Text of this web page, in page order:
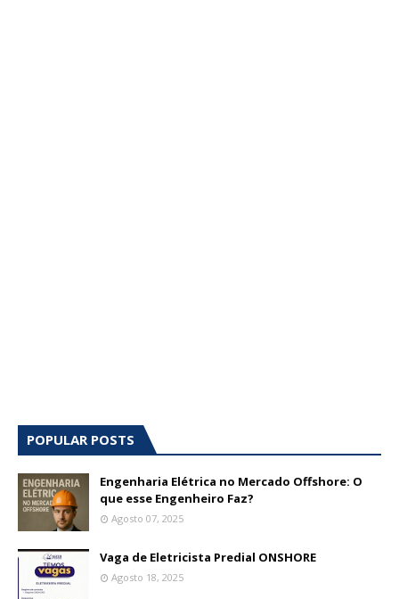
POPULAR POSTS
Engenharia Elétrica no Mercado Offshore: O
que esse Engenheiro Faz?
Agosto 07, 2025
Vaga de Eletricista Predial ONSHORE
Agosto 18, 2025